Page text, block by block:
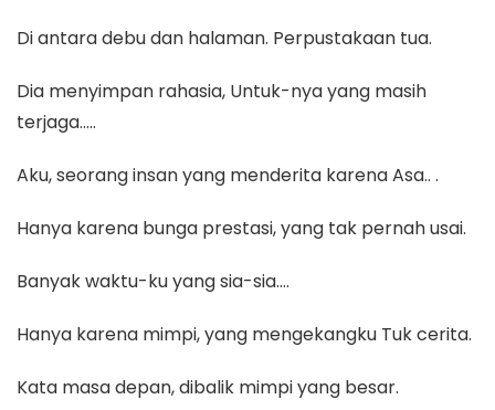
Di antara debu dan halaman. Perpustakaan tua.
Dia menyimpan rahasia, Untuk-nya yang masih
terjaga…..
Aku, seorang insan yang menderita karena Asa.. .
Hanya karena bunga prestasi, yang tak pernah usai.
Banyak waktu-ku yang sia-sia….
Hanya karena mimpi, yang mengekangku Tuk cerita.
Kata masa depan, dibalik mimpi yang besar.